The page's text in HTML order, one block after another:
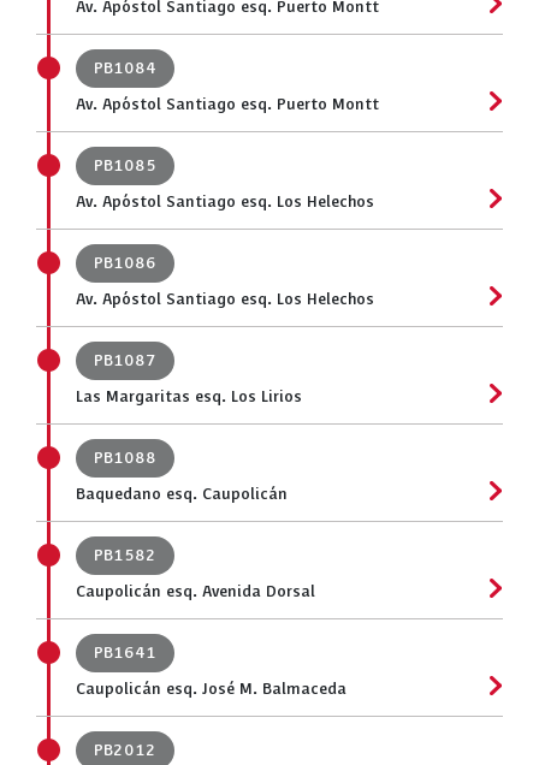
Av. Apóstol Santiago esq. Puerto Montt
PB1084
Av. Apóstol Santiago esq. Puerto Montt
PB1085
Av. Apóstol Santiago esq. Los Helechos
PB1086
Av. Apóstol Santiago esq. Los Helechos
PB1087
Las Margaritas esq. Los Lirios
PB1088
Baquedano esq. Caupolicán
PB1582
Caupolicán esq. Avenida Dorsal
PB1641
Caupolicán esq. José M. Balmaceda
PB2012